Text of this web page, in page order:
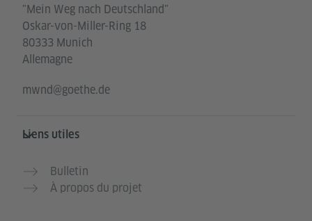
"Mein Weg nach Deutschland"
Oskar-von-Miller-Ring 18
80333 Munich
Allemagne
mwnd@goethe.de
Liens utiles
Bulletin
À propos du projet